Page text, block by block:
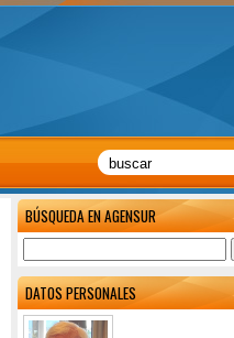
BÚSQUEDA EN AGENSUR
DATOS PERSONALES